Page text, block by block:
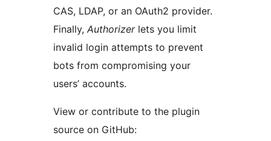
CAS, LDAP, or an OAuth2 provider.
Finally, Authorizerlets you limit
invalid login attempts to prevent
bots from compromising your
users’ accounts.
View or contribute to the plugin
source on GitHub: